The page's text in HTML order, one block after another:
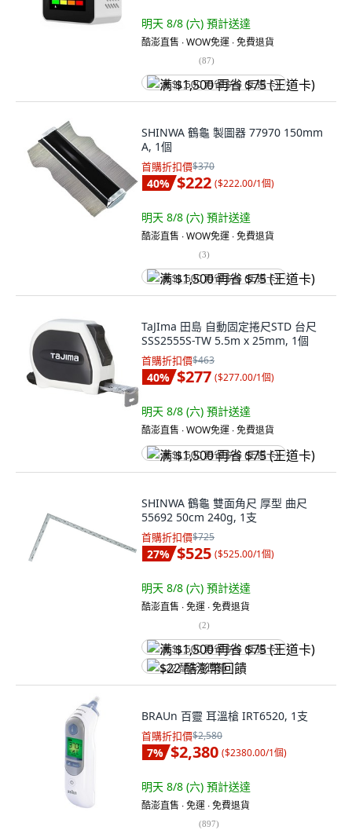
明天 8/8 (六) 預計送達
酷澎直售 ∙ WOW免運 ∙ 免費退貨
(87)
满 $1,500 再省 $75 (王道卡)
SHINWA 鶴龜 製圖器 77970 150mm
A, 1個
首購折扣價$370
40% $222 ($222.00/1個)
明天 8/8 (六) 預計送達
酷澎直售 ∙ WOW免運 ∙ 免費退貨
(3)
满 $1,500 再省 $75 (王道卡)
TaJIma 田島 自動固定捲尺STD 台尺
SSS2555S-TW 5.5m x 25mm, 1個
首購折扣價$463
40% $277 ($277.00/1個)
明天 8/8 (六) 預計送達
酷澎直售 ∙ WOW免運 ∙ 免費退貨
满 $1,500 再省 $75 (王道卡)
SHINWA 鶴龜 雙面角尺 厚型 曲尺
55692 50cm 240g, 1支
首購折扣價$725
27% $525 ($525.00/1個)
明天 8/8 (六) 預計送達
酷澎直售 ∙ 免運 ∙ 免費退貨
(2)
满 $1,500 再省 $75 (王道卡)
$22 酷澎幣回饋
BRAUn 百靈 耳溫槍 IRT6520, 1支
首購折扣價$2,580
7% $2,380 ($2380.00/1個)
明天 8/8 (六) 預計送達
酷澎直售 ∙ 免運 ∙ 免費退貨
(897)